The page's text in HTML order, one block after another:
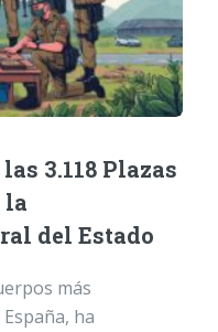
3.118 Plazas
la
del Estado
más
ha